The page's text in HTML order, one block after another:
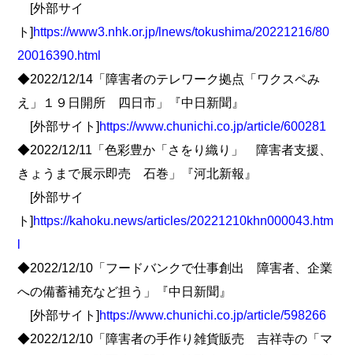
[外部サイ
ト] https://www3.nhk.or.jp/lnews/tokushima/20221216/80
20016390.html
◆2022/12/14「障害者のテレワーク拠点「ワクスペみ
え」１９日開所 四日市」『中日新聞』
[外部サイト] https://www.chunichi.co.jp/article/600281
◆2022/12/11「色彩豊か「さをり織り」 障害者支援、
きょうまで展示即売 石巻」『河北新報』
[外部サイ
ト] https://kahoku.news/articles/20221210khn000043.htm
◆2022/12/10「フードバンクで仕事創出 障害者、企業
への備蓄補充など担う」『中日新聞』
[外部サイト] https://www.chunichi.co.jp/article/598266
◆2022/12/10「障害者の手作り雑貨販売 吉祥寺の「マ